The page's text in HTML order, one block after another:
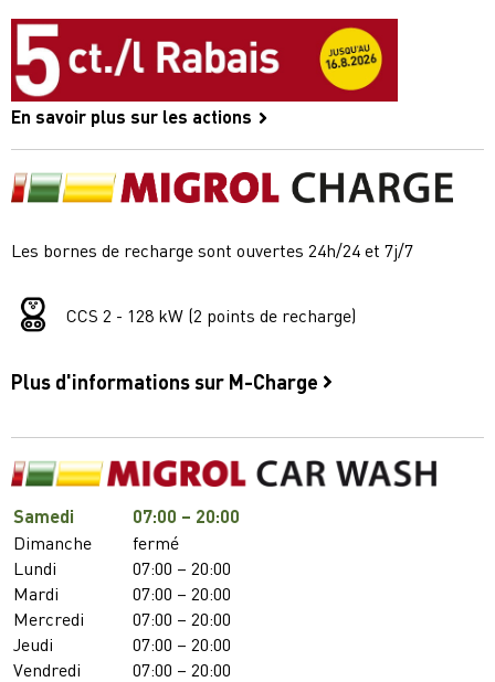
En savoir plus sur les actions
Les bornes de recharge sont ouvertes 24h/24 et 7j/7
CCS 2 - 128 kW (2 points de recharge)
Plus d'informations sur M-Charge
Samedi 07:00 – 20:00
Dimanche
fermé
Lundi
07:00 – 20:00
Mardi
07:00 – 20:00
Mercredi
07:00 – 20:00
Jeudi
07:00 – 20:00
Vendredi
07:00 – 20:00